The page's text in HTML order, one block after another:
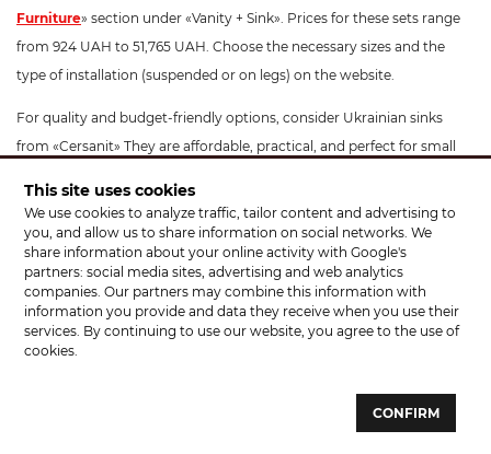
Furniture» section under «Vanity + Sink». Prices for these sets range
from 924 UAH to 51,765 UAH. Choose the necessary sizes and the
type of installation (suspended or on legs) on the website.
For quality and budget-friendly options, consider Ukrainian sinks
from «Cersanit» They are affordable, practical, and perfect for small
«Pedestal» sinksare models with a pedestal or semi-pedestal.
Besides their stylish appearance, they effectively conceal plumbing
and fixtures. These models can be easily wall-mounted with brackets.
Pedestals are purchased separately.
Console sinks
This site uses cookies
We use cookies to analyze traffic, tailor content and advertising to
you, and allow us to share information on social networks. We
share information about your online activity with Google's
partners: social media sites, advertising and web analytics
companies. Our partners may combine this information with
information you provide and data they receive when you use their
services. By continuing to use our website, you agree to the use of
cookies.
CONFIRM